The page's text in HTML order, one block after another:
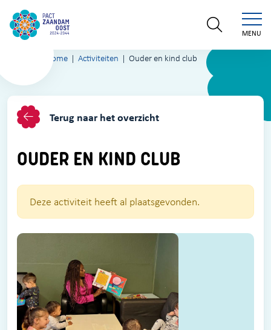
MENU
Home Activiteiten Ouder en kind club
Terug naar het overzicht
OUDER EN KIND CLUB
Deze activiteit heeft al plaatsgevonden.